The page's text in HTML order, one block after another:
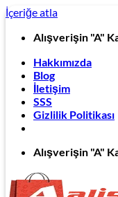
İçeriğe atla
Alışverişin "A"
Hakkımızda
Blog
İletişim
SSS
Gizlilik Politikası
Alışverişin "A"